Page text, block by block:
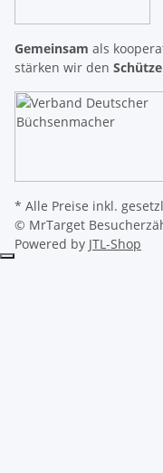
Gemeinsam als
stärken wir den
* Alle Preise inkl.
© MrTarget
Powered by JTL-Shop